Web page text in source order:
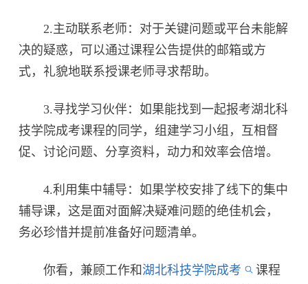
2.主动联系老师：对于关键问题或平台未能解
决的疑惑，可以通过课程公告提供的邮箱或方
式，礼貌地联系授课老师寻求帮助。
3.寻找学习伙伴：如果能找到一起报考湖北科
技学院成考课程的同学，组建学习小组，互相督
促、讨论问题、分享资料，动力和效率会倍增。
4.利用集中辅导：如果学校安排了线下的集中
辅导课，这是面对面解决疑难问题的绝佳机会，
务必珍惜并提前准备好问题清单。
你看，兼顾工作和 湖北科技学院成考
课程